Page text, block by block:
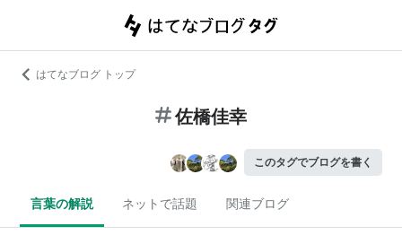
はてなブログ トップ
佐橋佳幸
このタグでブログを書く
言葉の解説 ネットで話題 関連ブログ